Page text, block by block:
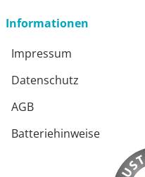
Informationen
Impressum
Datenschutz
AGB
Batteriehinweise